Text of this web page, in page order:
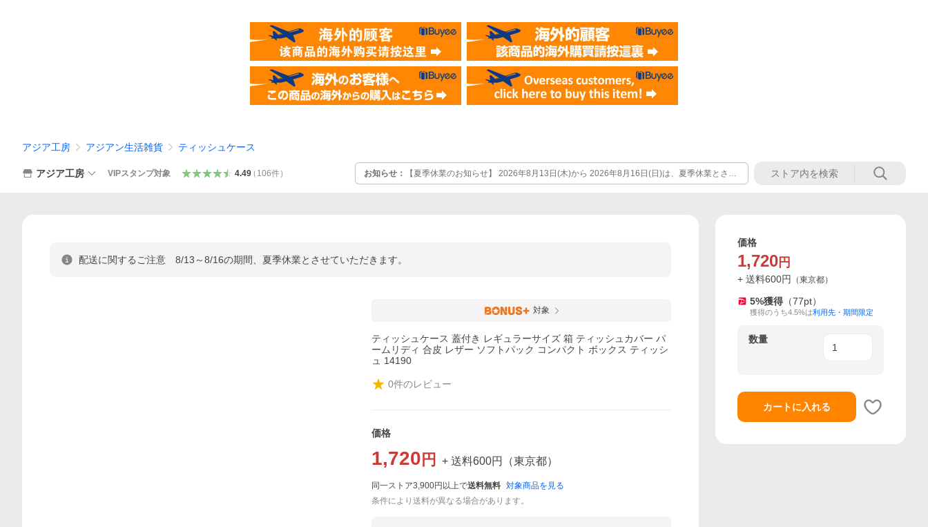
アジア工房 アジアン生活雑貨 ティッシュケース
アジア工房 VIPスタンプ対象 4.49（ 106件） お知らせ：
【夏季休業のお知らせ】 2026年8月13日(木)から 2026年8月16日(日)は、夏季休業とさせ
ていただきます。 この期間中のご注文確認・お問合せへの回答は2026年8月17日(月)以降に順次対応
配送に関するご注意 8/13～8/16の期間、夏季休業とさせていただきます。
対象
ティッシュケース 蓋付き レギュラーサイズ 箱 ティッシュカバー パ
ームリディ 合皮 レザー ソフトパック コンパクト ボックス ティッシ
ュ 14190
0件のレビュー
価格
1,720 円 + 送料600円 （東京都）
同一ストア3,900円以上で送料無料 対象商品を見る
条件により送料が異なる場合があります。
価格
1,720 円
+ 送料600円 （東京都）
5%獲得 （77pt）
獲得のうち4.5%は利用先・期間限定
数量
カートに入れる